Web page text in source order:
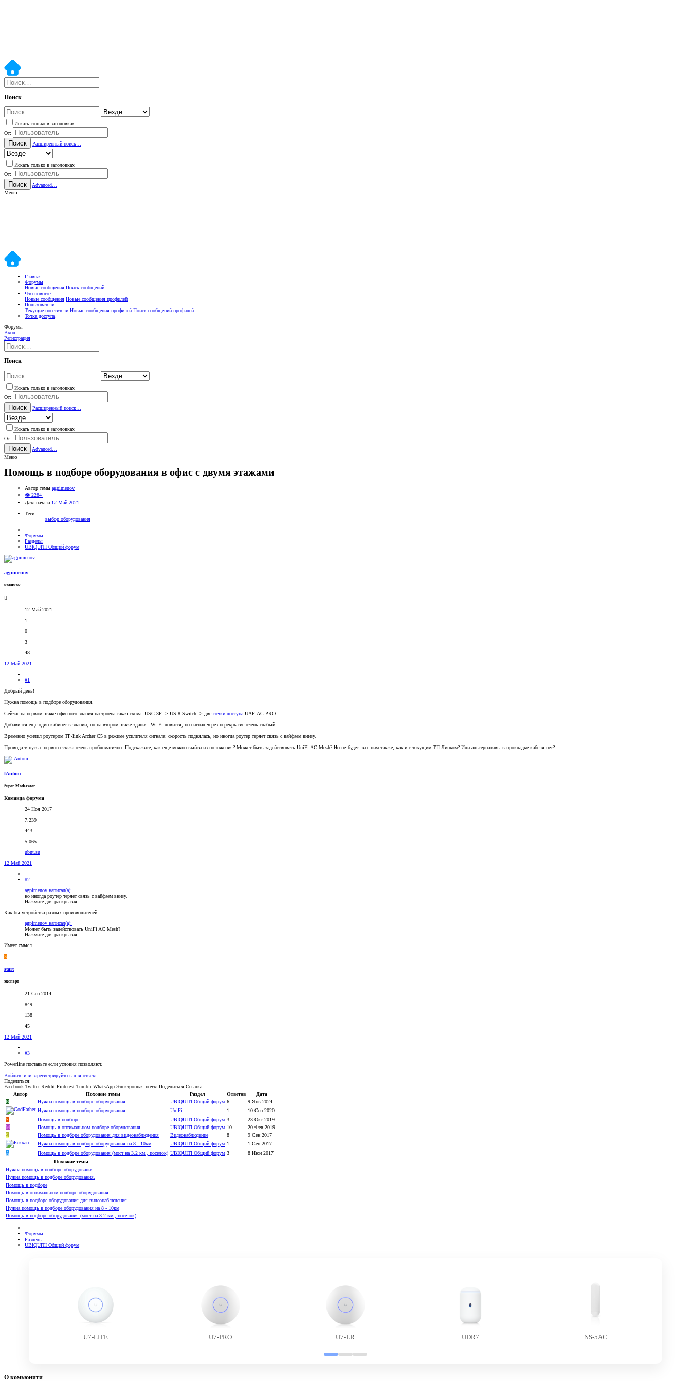
Поиск
Искать только в заголовках
От:
Поиск Расширенный поиск…
Искать только в заголовках
От:
Поиск
Advanced…
Меню
Главная
Форумы
Новые сообщения Поиск сообщений
Что нового?
Новые сообщения Новые сообщения профилей
Пользователи
Текущие посетители Новые сообщения профилей Поиск сообщений профилей
Точка доступа
Форумы
Вход
Регистрация
Поиск
Искать только в заголовках
От:
Поиск Расширенный поиск…
Искать только в заголовках
От:
Поиск
Advanced…
Меню
Помощь в подборе оборудования в офис с двумя этажами
Автор темы agpimenov
👁 2284
Дата начала 12 Май 2021
Теги
выбор оборудования
Форумы
Разделы
UBIQUITI Общий форум
agpimenov
новичок
12 Май 2021
1
0
3
48
12 Май 2021
#1
Добрый день!
Нужна помощь в подборе оборудования.
Сейчас на первом этаже офисного здания настроена такая схема: USG-3P -> US-8 Switch -> две точки доступа UAP-AC-PRO.
Добавился еще один кабинет в здании, но на втором этаже здания. Wi-Fi ловится, но сигнал через перекрытие очень слабый.
Временно усилил роутером TP-link Archer C5 в режиме усилителя сигнала: скорость поднялась, но иногда роутер теряет связь с вайфаем внизу.
Провода тянуть с первого этажа очень проблематично. Подскажите, как еще можно выйти из положения? Может быть задействовать UniFi AC Mesh? Но не будет ли с ним также, как и с текущим ТП-Линком? Или альтернативы в прокладке кабеля нет?
fAntom
Super Moderator
Команда форума
24 Ноя 2017
7.239
443
5.065
ubnt.su
12 Май 2021
#2
agpimenov написал(а):
но иногда роутер теряет связь с вайфаем внизу.
Нажмите для раскрытия...
Как бы устройства разных производителей.
agpimenov написал(а):
Может быть задействовать UniFi AC Mesh?
Нажмите для раскрытия...
Имеет смысл.
S
start
эксперт
21 Сен 2014
849
138
45
12 Май 2021
#3
Powerline поставьте если условия позволяют.
Войдите или зарегистрируйтесь для ответа.
Поделиться:
Facebook Twitter Reddit Pinterest Tumblr WhatsApp Электронная почта Поделиться Ссылка
Автор
Похожие темы Раздел Ответов
Дата
B
Нужна помощь в подборе оборудования UBIQUITI Общий форум 6
9 Янв 2024
Нужна помощь в подборе оборудования.
UniFi 1
10 Сен 2020
S
Помощь в подборе UBIQUITI Общий форум 3
23 Окт 2019
M
Помощь в оптимальном подборе оборудования UBIQUITI Общий форум 10
20 Фев 2019
S
Помощь в подборе оборудования для видеонаблюдения Видеонаблюдение 8
9 Сен 2017
Нужна помощь в подборе оборудования на 8 - 10км
UBIQUITI Общий форум 1
1 Сен 2017
A
Помощь в подборе оборудования (мост на 3.2 км., поселок) UBIQUITI Общий форум 3
8 Июн 2017
Похожие темы
Нужна помощь в подборе оборудования
Нужна помощь в подборе оборудования.
Помощь в подборе
Помощь в оптимальном подборе оборудования
Помощь в подборе оборудования для видеонаблюдения
Нужна помощь в подборе оборудования на 8 - 10км
Помощь в подборе оборудования (мост на 3.2 км., поселок)
Форумы
Разделы
UBIQUITI Общий форум
U7-LITE U7-PRO U7-LR UDR7 NS-5AC
О комьюнити